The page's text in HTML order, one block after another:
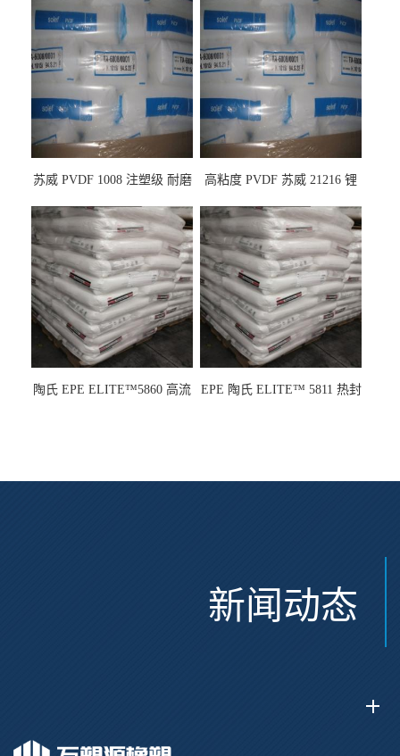
苏威 PVDF 1008 注塑级 耐磨
龙
高粘度 PVDF 苏威 21216 锂
陶氏 EPE ELITE™5860 高流
EPE 陶氏 ELITE™ 5811 热封
新闻动态